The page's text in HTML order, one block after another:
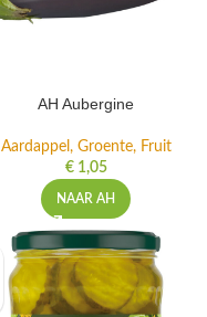
AH Aubergine
Aardappel, Groente, Fruit
€1,05
NAAR AH